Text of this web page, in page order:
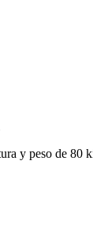
y peso de 80